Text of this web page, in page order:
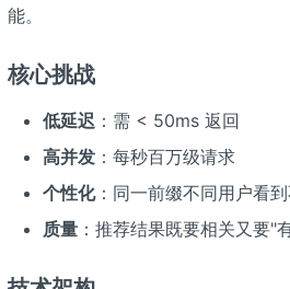
能。
核心挑战
低延迟 ：需 < 50ms 返回
高并发：每秒百万级请求
个性化：同一前缀不同用户看
质量：推荐结果既要相关又要"